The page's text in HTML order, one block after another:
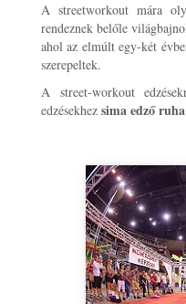
A streetworkout mára
rendeznek belőle
ahol az elmúlt egy-két
szerepeltek.
A street-workout
edzésekhez sima edző ruha